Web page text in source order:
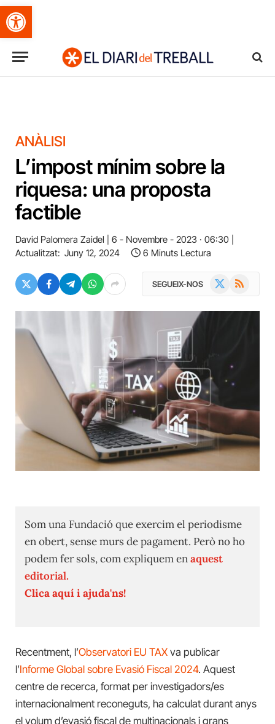
Obre la barra d'eines
ANÀLISI
L’impost mínim sobre la
riquesa: una proposta
factible
David Palomera Zaidel
6 - Novembre - 2023 · 06:30
Actualitzat: Juny 12, 2024 6 Minuts Lectura
SEGUEIX-NOS RSS
Som una Fundació que exercim el periodisme
en obert, sense murs de pagament. Però no ho
podem fer sols, com expliquem enaquest
editorial.
Clica aquí i ajuda'ns!
Recentment, l’Observatori EU TAX va publicar
l’Informe Global sobre Evasió Fiscal 2024. Aquest
centre de recerca, format per investigadors/es
internacionalment reconeguts, ha calculat durant anys
el volum d’evasió fiscal de multinacionals i grans